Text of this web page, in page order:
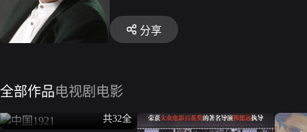
分享
全部作品电视剧 电影
共32全